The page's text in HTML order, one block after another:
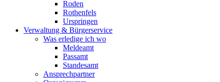
Roden
Rothenfels
Urspringen
Verwaltung & Bürgerservice
Was erledige ich wo
Meldeamt
Passamt
Standesamt
Ansprechpartner